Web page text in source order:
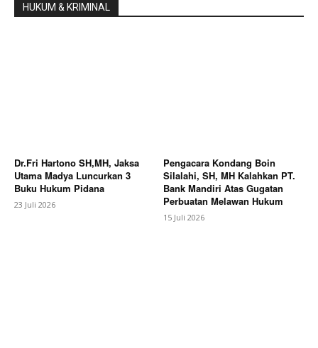
HUKUM & KRIMINAL
Dr.Fri Hartono SH,MH, Jaksa
Utama Madya Luncurkan 3
Buku Hukum Pidana
23 Juli 2026
Pengacara Kondang Boin
Silalahi, SH, MH Kalahkan PT.
Bank Mandiri Atas Gugatan
Perbuatan Melawan Hukum
15 Juli 2026